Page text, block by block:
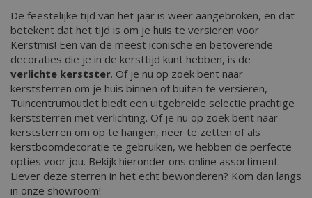
De feestelijke tijd van het jaar is weer aangebroken, en dat
betekent dat het tijd is om je huis te versieren voor
Kerstmis! Een van de meest iconische en betoverende
decoraties die je in de kersttijd kunt hebben, is de
verlichte kerstster. Of je nu op zoek bent naar
kerststerren om je huis binnen of buiten te versieren,
Tuincentrumoutlet biedt een uitgebreide selectie prachtige
kerststerren met verlichting. Of je nu op zoek bent naar
kerststerren om op te hangen, neer te zetten of als
kerstboomdecoratie te gebruiken, we hebben de perfecte
opties voor jou. Bekijk hieronder ons online assortiment.
Liever deze sterren in het echt bewonderen? Kom dan langs
in onze showroom!